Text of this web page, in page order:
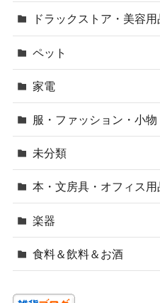
ドラックストア・美容
ペット
家電
服・ファッション・小物
未分類
本・文房具・オフィス用
楽器
食料＆飲料＆お酒